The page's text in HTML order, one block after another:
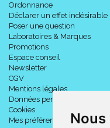
Ordonnance
Déclarer un effet indésirable
Poser une question
Laboratoires & Marques
Promotions
Espace conseil
Newsletter
CGV
Mentions légales
Données personnelles
Cookies
Mes préférences Cookies